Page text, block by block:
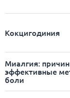
Кокцигодиния
Миалгия:
эффективные
боли